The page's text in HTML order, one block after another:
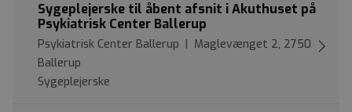
Sygeplejerske til åbent afsnit i Akuthuset på
Psykiatrisk Center Ballerup
Psykiatrisk Center Ballerup | Maglevænget 2, 2750
Ballerup
Sygeplejerske